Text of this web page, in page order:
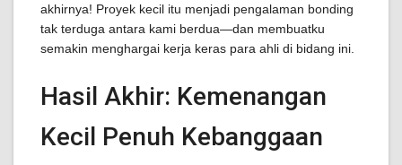
akhirnya! Proyek kecil itu menjadi pengalaman bonding
tak terduga antara kami berdua—dan membuatku
semakin menghargai kerja keras para ahli di bidang ini.
Hasil Akhir: Kemenangan
Kecil Penuh Kebanggaan